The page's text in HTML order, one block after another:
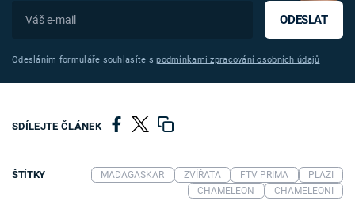
ODESLAT
Odesláním formuláře souhlasíte spodmínkami zpracování osobních údajů
SDÍLEJTE ČLÁNEK
ŠTÍTKY MADAGASKAR ZVÍŘATA FTV PRIMA
PLAZI
CHAMELEON
CHAMELEONI